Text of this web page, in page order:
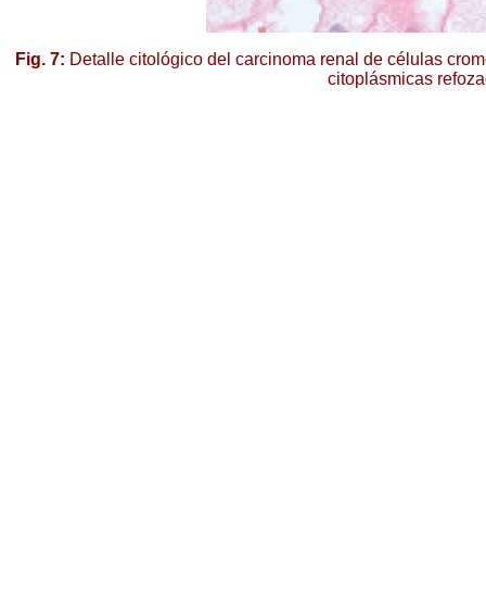
Fig. 7: Detalle citológico del carcinoma renal de células
citoplásmicas